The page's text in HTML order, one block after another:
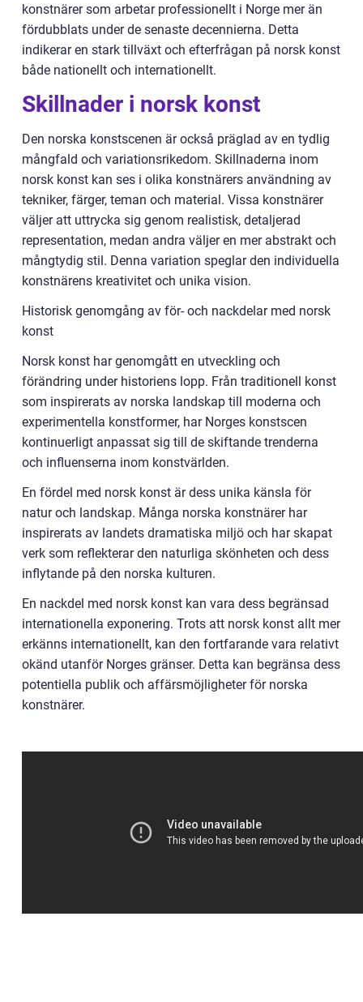
konstnärer som arbetar professionellt i Norge mer än
fördubblats under de senaste decennierna. Detta
indikerar en stark tillväxt och efterfrågan på norsk konst
både nationellt och internationellt.
Skillnader i norsk konst
Den norska konstscenen är också präglad av en tydlig
mångfald och variationsrikedom. Skillnaderna inom
norsk konst kan ses i olika konstnärers användning av
tekniker, färger, teman och material. Vissa konstnärer
väljer att uttrycka sig genom realistisk, detaljerad
representation, medan andra väljer en mer abstrakt och
mångtydig stil. Denna variation speglar den individuella
konstnärens kreativitet och unika vision.
Historisk genomgång av för- och nackdelar med norsk
konst
Norsk konst har genomgått en utveckling och
förändring under historiens lopp. Från traditionell konst
som inspirerats av norska landskap till moderna och
experimentella konstformer, har Norges konstscen
kontinuerligt anpassat sig till de skiftande trenderna
och influenserna inom konstvärlden.
En fördel med norsk konst är dess unika känsla för
natur och landskap. Många norska konstnärer har
inspirerats av landets dramatiska miljö och har skapat
verk som reflekterar den naturliga skönheten och dess
inflytande på den norska kulturen.
En nackdel med norsk konst kan vara dess begränsad
internationella exponering. Trots att norsk konst allt mer
erkänns internationellt, kan den fortfarande vara relativt
okänd utanför Norges gränser. Detta kan begränsa dess
potentiella publik och affärsmöjligheter för norska
konstnärer.